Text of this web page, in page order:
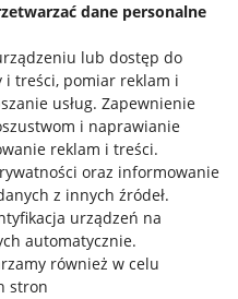
dane personalne
lub dostęp do
i treści, pomiar reklam i
usług. Zapewnienie
i naprawianie
reklam i treści.
oraz informowanie
z innych źródeł.
urządzeń na
automatycznie.
również w celu
stron